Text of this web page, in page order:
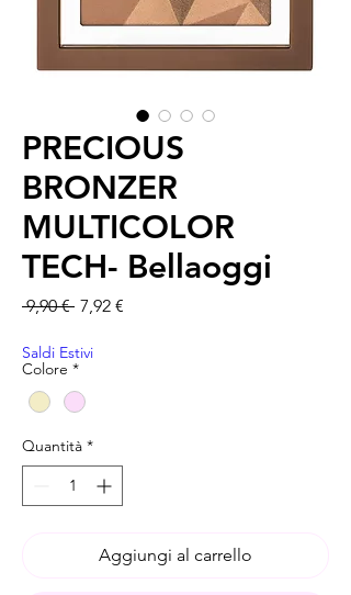
PRECIOUS
BRONZER
MULTICOLOR
TECH- Bellaoggi
9,90 € Prezzo regolare
7,92 €
Saldi Estivi
Colore *
Quantità *
Aggiungi al carrello